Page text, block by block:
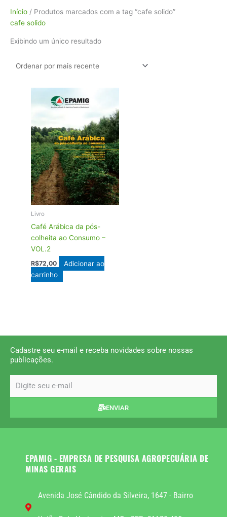
Início / Produtos marcados com a tag “cafe solido”
cafe solido
Exibindo um único resultado
Livro
Café Arábica da pós-
colheita ao Consumo –
VOL.2
R$72,00
Adicionar ao
carrinho
Cadastre seu e-mail e receba novidades sobre nossas
publicações.
ENVIAR
EPAMIG - EMPRESA DE PESQUISA AGROPECUÁRIA DE
MINAS GERAIS
Avenida José Cândido da Silveira, 1647 - Bairro